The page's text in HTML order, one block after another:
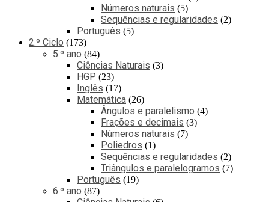
Números naturais 5
Sequências e regularidades 2
Português 5
2.º Ciclo 173
5.º ano 84
Ciências Naturais 3
HGP 23
Inglês 17
Matemática 26
Ângulos e paralelismo 4
Frações e decimais 3
Números naturais 7
Poliedros 1
Sequências e regularidades 2
Triângulos e paralelogramos 7
Português 19
6.º ano 87